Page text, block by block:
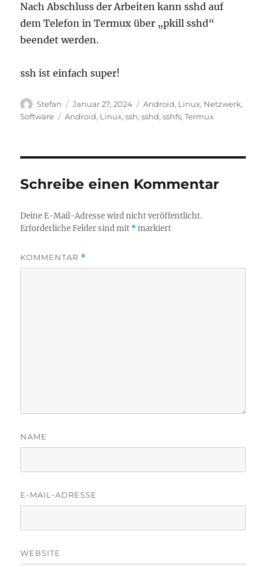
Nach Abschluss der Arbeiten kann sshd auf
dem Telefon in Termux über „pkill sshd“
beendet werden.
ssh ist einfach super!
Autor
Stefan
Veröffentlicht
am
Januar 27, 2024 Kategorien
Android, Linux, Netzwerk,
Software
Schlagwörter
Android, Linux,ssh,sshd,sshfs,Termux
Schreibe einen Kommentar
Deine E-Mail-Adresse wird nicht veröffentlicht.
Erforderliche Felder sind mit *markiert
KOMMENTAR *
NAME
E-MAIL-ADRESSE
WEBSITE